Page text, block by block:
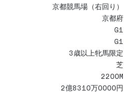
京都競馬場（右回り）
京都府
G1
G1
3歳以上牝馬限定
芝
2200M
2億8310万0000円